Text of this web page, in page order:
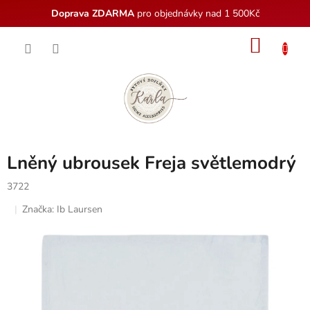
Doprava ZDARMApro objednávky nad 1 500Kč
Lněný ubrousek Freja světlemodrý
3722
Značka: Ib Laursen